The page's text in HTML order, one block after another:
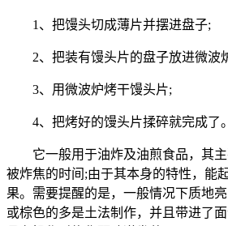
1、把馒头切成薄片并摆进盘子;
2、把装有馒头片的盘子放进微波
3、用微波炉烤干馒头片;
4、把烤好的馒头片揉碎就完成了。
它一般用于油炸及油煎食品，其主
被炸焦的时间;由于其本身的特性，能
果。需要提醒的是，一般情况下质地
或棕色的多是土法制作，并且带进了